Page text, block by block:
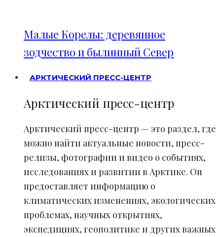
Малые Корелы: деревянное
зодчество и былинный Север
АРКТИЧЕСКИЙ ПРЕСС-ЦЕНТР
Арктический пресс-центр
Арктический пресс-центр — это раздел, где
можно найти актуальные новости, пресс-
релизы, фотографии и видео о событиях,
исследованиях и развитии в Арктике. Он
предоставляет информацию о
климатических изменениях, экологических
проблемах, научных открытиях,
экспедициях, геополитике и других важных